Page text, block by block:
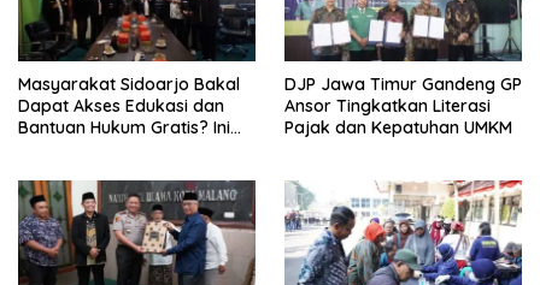
Masyarakat Sidoarjo Bakal
Dapat Akses Edukasi dan
Bantuan Hukum Gratis? Ini
DJP Jawa Timur Gandeng GP
Ansor Tingkatkan Literasi
Pajak dan Kepatuhan UMKM